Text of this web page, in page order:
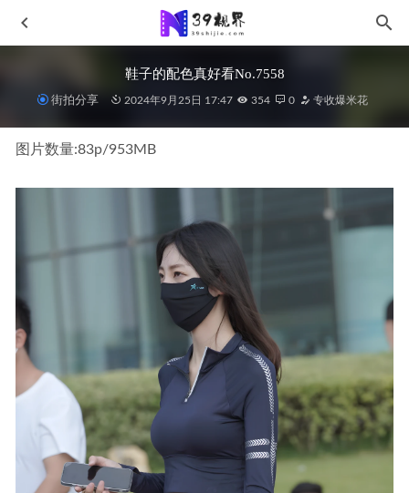
鞋子的配色真好看No.7558
街拍分享 2024年9月25日 17:47 354 0 专收爆米花
图片数量:83p/953MB
长腿白色热裤小姐姐No.5960 2023-12-16
独坐幽篁里,黑色连衣裙s210615
寻找,青色瑜伽裤mp200122 2021-09-13
风起的日子,白色瑜伽裤mj096
2021-10-06
旗袍小姐姐J10113
2026-04-16